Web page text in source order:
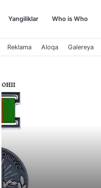
Yangiliklar Who is Who
Reklama Aloqa Galereya